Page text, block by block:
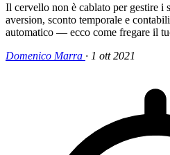
Il cervello non è cablato per gestire i
aversion, sconto temporale e
automatico — ecco come fregare il
Domenico Marra · 1 ott 2021